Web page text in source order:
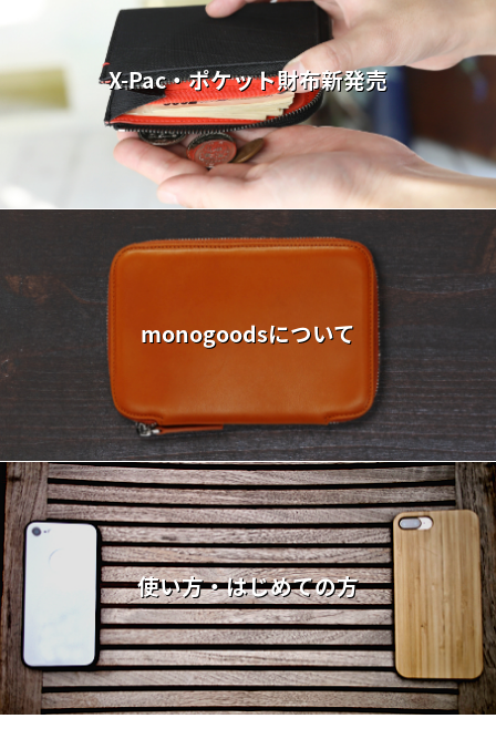
X-Pac・ポケット財布新発売
monogoodsについて
使い方・はじめての方